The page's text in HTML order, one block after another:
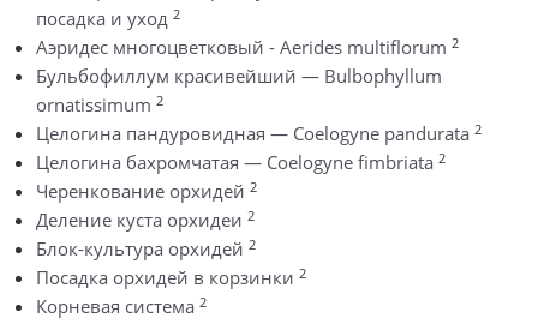
посадка и уход 2
Аэридес многоцветковый - Aerides multiflorum 2
Бульбофиллум красивейший — Bulbophyllum
ornatissimum 2
Целогина пандуровидная — Coelogyne pandurata 2
Целогина бахромчатая — Coelogyne fimbriata 2
Черенкование орхидей 2
Деление куста орхидеи 2
Блок-культура орхидей 2
Посадка орхидей в корзинки 2
Корневая система 2